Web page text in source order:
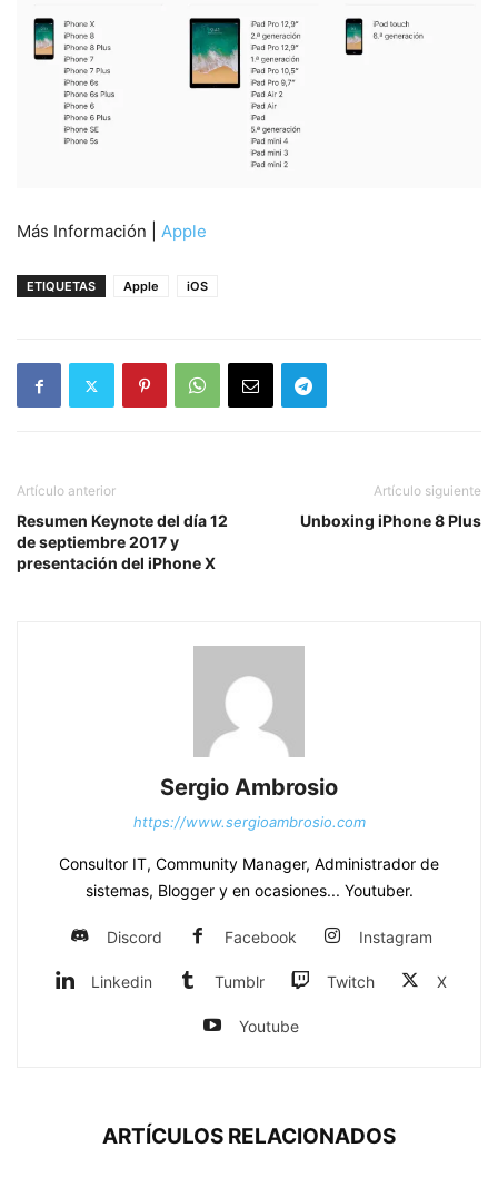
Más Información | Apple
ETIQUETAS Apple iOS
Artículo anterior
Resumen Keynote del día 12
de septiembre 2017 y
presentación del iPhone X
Artículo siguiente
Unboxing iPhone 8 Plus
Sergio Ambrosio
https://www.sergioambrosio.com
Consultor IT, Community Manager, Administrador de
sistemas, Blogger y en ocasiones... Youtuber.
Discord Facebook Instagram
Linkedin Tumblr Twitch X
Youtube
ARTÍCULOS RELACIONADOS